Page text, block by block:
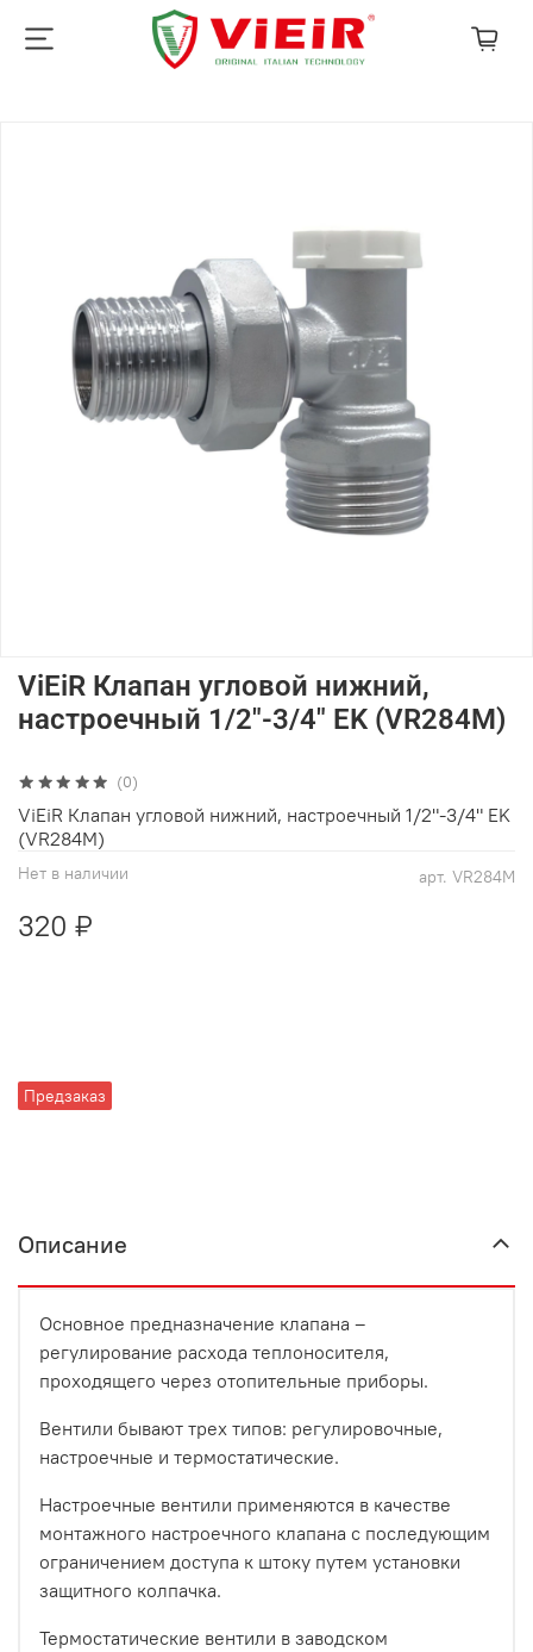
(0)
арт. VR284M
Нет в наличии
Предзаказ
ViEiR Клапан угловой нижний,
настроечный 1/2"-3/4" EK (VR284M)
320 ₽
ViEiR Клапан угловой нижний, настроечный 1/2"-3/4" EK
(VR284M)
Описание
Основное предназначение клапана –
регулирование расхода теплоносителя,
проходящего через отопительные приборы.
Вентили бывают трех типов: регулировочные,
настроечные и термостатические.
Настроечные вентили применяются в качестве
монтажного настроечного клапана с последующим
ограничением доступа к штоку путем установки
защитного колпачка.
Термостатические вентили в заводском